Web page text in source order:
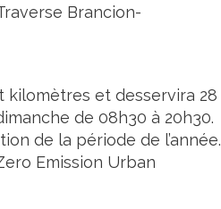
Brancion-
kilomètres et desservira 28
de 08h30 à 20h30.
de la période de l’année.
Emission Urban